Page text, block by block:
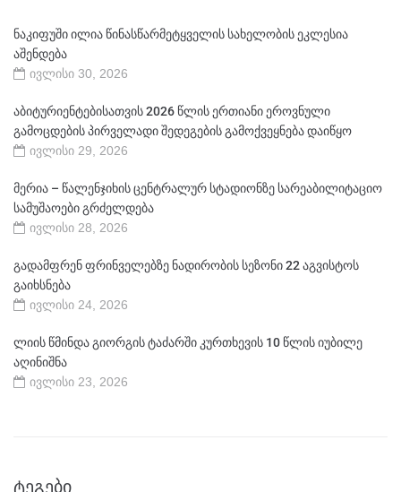
ნაკიფუში ილია წინასწარმეტყველის სახელობის ეკლესია
აშენდება
ივლისი 30, 2026
აბიტურიენტებისათვის 2026 წლის ერთიანი ეროვნული
გამოცდების პირველადი შედეგების გამოქვეყნება დაიწყო
ივლისი 29, 2026
მერია – წალენჯიხის ცენტრალურ სტადიონზე სარეაბილიტაციო
სამუშაოები გრძელდება
ივლისი 28, 2026
გადამფრენ ფრინველებზე ნადირობის სეზონი 22 აგვისტოს
გაიხსნება
ივლისი 24, 2026
ლიის წმინდა გიორგის ტაძარში კურთხევის 10 წლის იუბილე
აღინიშნა
ივლისი 23, 2026
ᲢᲔᲒᲔᲑᲘ